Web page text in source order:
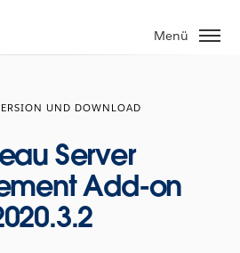
Menü
UND DOWNLOAD
Server
Add-on